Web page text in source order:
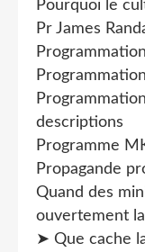
Pourquoi le
Pr James
descriptions
Programme
Propagande
Quand des
ouvertement
➤ Que cache